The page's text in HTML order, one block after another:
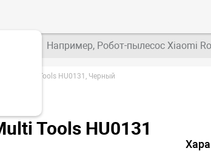
Например, Робот-пылесос Xiaomi
H1 Multi Tools HU0131, Черный
Tools HU0131